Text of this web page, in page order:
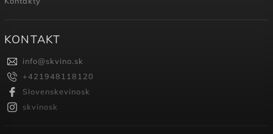
KONTAKT
info@skvino.sk
+421948118120
Slovenskevinosk
skvinosk